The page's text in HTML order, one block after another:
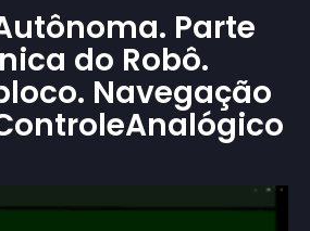
Parte
do Robô.
Navegação